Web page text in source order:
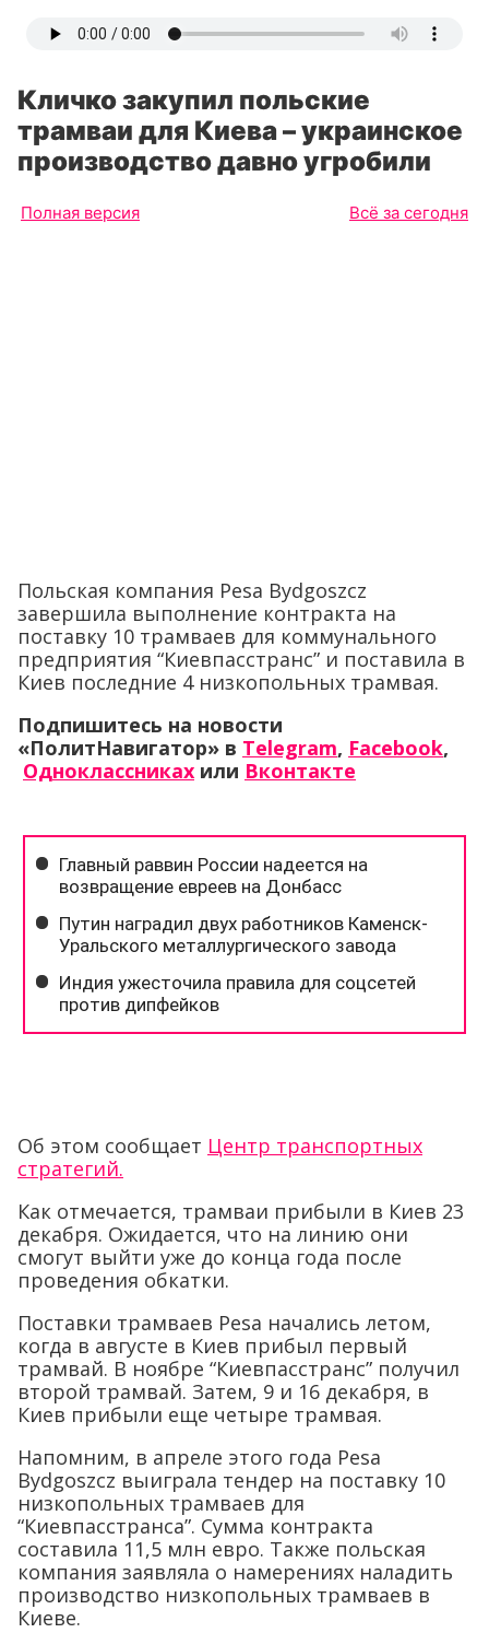
Кличко закупил польские
трамваи для Киева – украинское
производство давно угробили
Полная версия Всё за сегодня
Польская компания Pesa Bydgoszcz
завершила выполнение контракта на
поставку 10 трамваев для коммунального
предприятия “Киевпасстранс” и поставила в
Киев последние 4 низкопольных трамвая.
Подпишитесь на новости
«ПолитНавигатор» в Telegram, Facebook,
Одноклассниках или Вконтакте
Об этом сообщает Центр транспортных
стратегий.
Как отмечается, трамваи прибыли в Киев 23
декабря. Ожидается, что на линию они
смогут выйти уже до конца года после
проведения обкатки.
Поставки трамваев Pesa начались летом,
когда в августе в Киев прибыл первый
трамвай. В ноябре “Киевпасстранс” получил
второй трамвай. Затем, 9 и 16 декабря, в
Киев прибыли еще четыре трамвая.
Напомним, в апреле этого года Pesa
Bydgoszcz выиграла тендер на поставку 10
низкопольных трамваев для
“Киевпасстранса”. Сумма контракта
составила 11,5 млн евро. Также польская
компания заявляла о намерениях наладить
производство низкопольных трамваев в
Киеве.